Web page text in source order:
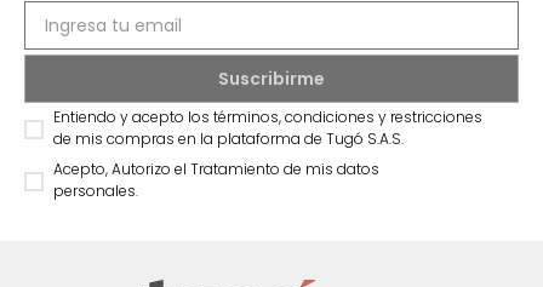
Entiendo y acepto los términos, condiciones y restricciones
de mis compras en la plataforma de Tugó S.A.S.
Acepto, Autorizo el Tratamiento de mis datos
personales.